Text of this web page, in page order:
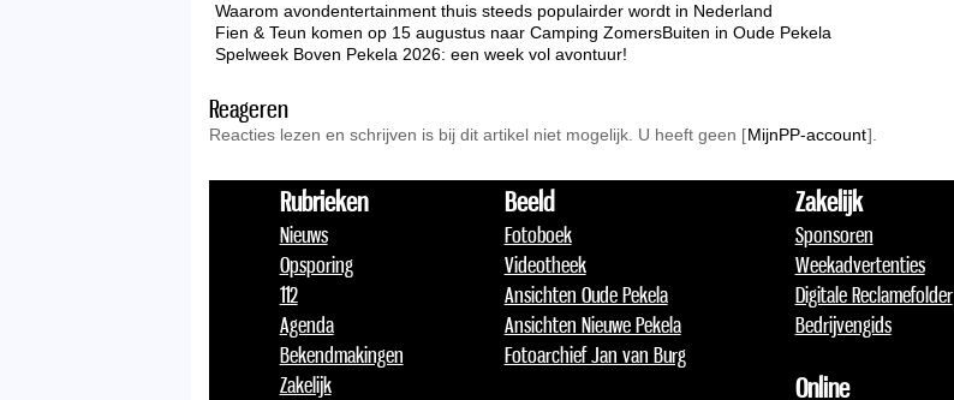
Waarom avondentertainment thuis steeds populairder wordt in Nederland
Fien & Teun komen op 15 augustus naar Camping ZomersBuiten in Oude Pekela
Spelweek Boven Pekela 2026: een week vol avontuur!
Reageren
Reacties lezen en schrijven is bij dit artikel niet mogelijk. U heeft geen [MijnPP-account].
Rubrieken
Nieuws
Opsporing
112
Agenda
Bekendmakingen
Zakelijk
Beeld
Fotoboek
Videotheek
Ansichten Oude Pekela
Ansichten Nieuwe Pekela
Fotoarchief Jan van Burg
Zakelijk
Sponsoren
Weekadvertenties
Digitale Reclamefolder
Bedrijvengids
Online